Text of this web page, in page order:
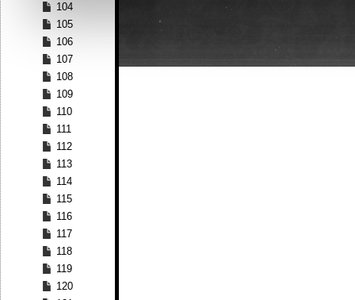
104
105
106
107
108
109
110
111
112
113
114
115
116
117
118
119
120